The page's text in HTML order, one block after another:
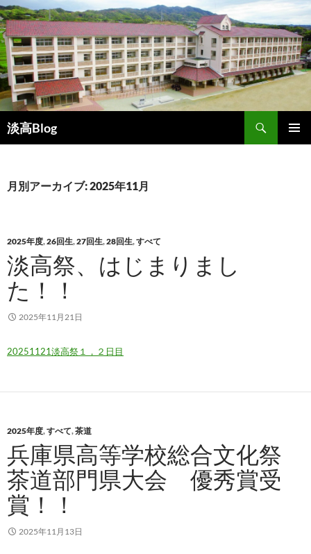
コ
ン
テ
ン
ツ
へ
移
動淡高Blog
索
月別アーカイブ: 2025年11月
2025年度,26回生,27回生,28回生,すべて
淡高祭、はじまりまし
た！！
2025年11月21日
20251121淡高祭１，２日目
2025年度,すべて,茶道
兵庫県高等学校総合文化祭
茶道部門県大会 優秀賞受
賞！！
2025年11月13日